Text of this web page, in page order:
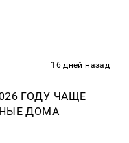
16 дней назад
ГОДУ ЧАЩЕ
ДОМА